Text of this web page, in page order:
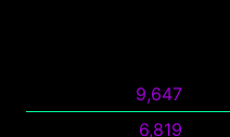
9,647
6,819